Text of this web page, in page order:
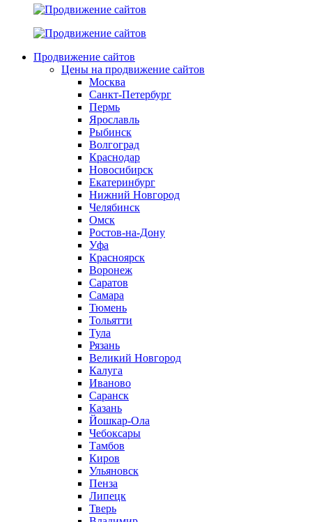
Продвижение сайтов
Цены на продвижение сайтов
Москва
Санкт-Петербург
Пермь
Ярославль
Рыбинск
Волгоград
Краснодар
Новосибирск
Екатеринбург
Нижний Новгород
Челябинск
Омск
Ростов-на-Дону
Уфа
Красноярск
Воронеж
Саратов
Самара
Тюмень
Тольятти
Тула
Рязань
Великий Новгород
Калуга
Иваново
Саранск
Казань
Йошкар-Ола
Чебоксары
Тамбов
Киров
Ульяновск
Пенза
Липецк
Тверь